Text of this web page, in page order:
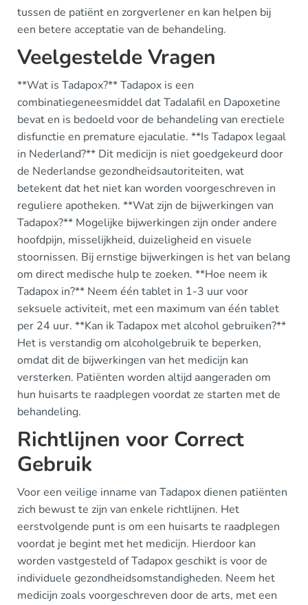
tussen de patiënt en zorgverlener en kan helpen bij
een betere acceptatie van de behandeling.
Veelgestelde Vragen
**Wat is Tadapox?** Tadapox is een
combinatiegeneesmiddel dat Tadalafil en Dapoxetine
bevat en is bedoeld voor de behandeling van erectiele
disfunctie en premature ejaculatie. **Is Tadapox legaal
in Nederland?** Dit medicijn is niet goedgekeurd door
de Nederlandse gezondheidsautoriteiten, wat
betekent dat het niet kan worden voorgeschreven in
reguliere apotheken. **Wat zijn de bijwerkingen van
Tadapox?** Mogelijke bijwerkingen zijn onder andere
hoofdpijn, misselijkheid, duizeligheid en visuele
stoornissen. Bij ernstige bijwerkingen is het van belang
om direct medische hulp te zoeken. **Hoe neem ik
Tadapox in?** Neem één tablet in 1-3 uur voor
seksuele activiteit, met een maximum van één tablet
per 24 uur. **Kan ik Tadapox met alcohol gebruiken?**
Het is verstandig om alcoholgebruik te beperken,
omdat dit de bijwerkingen van het medicijn kan
versterken. Patiënten worden altijd aangeraden om
hun huisarts te raadplegen voordat ze starten met de
behandeling.
Richtlijnen voor Correct
Gebruik
Voor een veilige inname van Tadapox dienen patiënten
zich bewust te zijn van enkele richtlijnen. Het
eerstvolgende punt is om een huisarts te raadplegen
voordat je begint met het medicijn. Hierdoor kan
worden vastgesteld of Tadapox geschikt is voor de
individuele gezondheidsomstandigheden. Neem het
medicijn zoals voorgeschreven door de arts, met een